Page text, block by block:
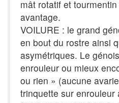
mât rotatif et
avantage.
VOILURE : le grand
en bout du rostre ainsi
asymétriques. Le
enrouleur ou mieux
ou rien » (aucune
trinquette sur enrouleur